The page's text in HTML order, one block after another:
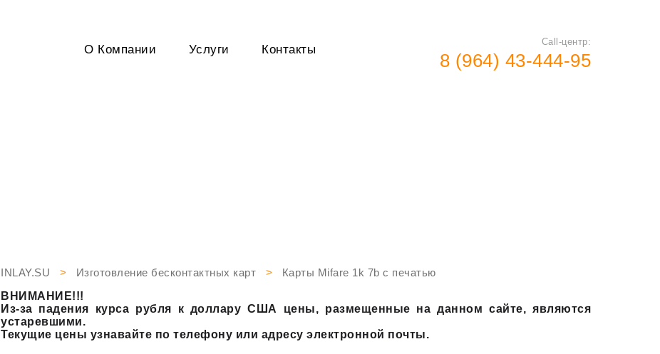
О Компании Услуги Контакты
Call-центр:
8 (964) 43-444-95
INLAY.SU > Изготовление бесконтактных карт > Карты Mifare 1k 7b с печатью
ВНИМАНИЕ!!!
Из-за падения курса рубля к доллару США цены, размещенные на данном сайте, являются
устаревшими.
Текущие цены узнавайте по телефону или адресу электронной почты.